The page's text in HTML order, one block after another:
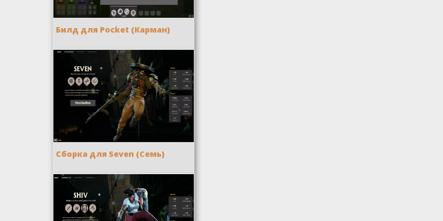
Билд для Pocket (Карман)
Сборка для Seven (Семь)